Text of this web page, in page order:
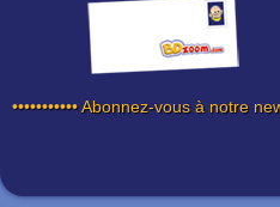
••••••••••• Abonnez-vous à notre